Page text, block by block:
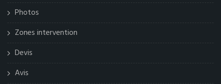
Photos
Zones intervention
Devis
Avis